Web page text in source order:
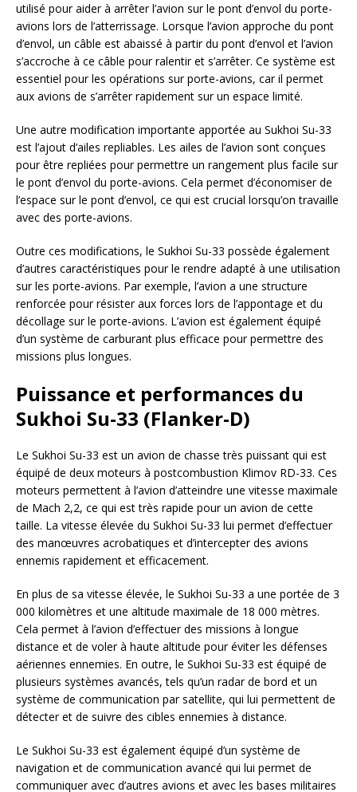
utilisé pour aider à arrêter l’avion sur le pont d’envol du porte-
avions lors de l’atterrissage. Lorsque l’avion approche du pont
d’envol, un câble est abaissé à partir du pont d’envol et l’avion
s’accroche à ce câble pour ralentir et s’arrêter. Ce système est
essentiel pour les opérations sur porte-avions, car il permet
aux avions de s’arrêter rapidement sur un espace limité.
Une autre modification importante apportée au Sukhoi Su-33
est l’ajout d’ailes repliables. Les ailes de l’avion sont conçues
pour être repliées pour permettre un rangement plus facile sur
le pont d’envol du porte-avions. Cela permet d’économiser de
l’espace sur le pont d’envol, ce qui est crucial lorsqu’on travaille
avec des porte-avions.
Outre ces modifications, le Sukhoi Su-33 possède également
d’autres caractéristiques pour le rendre adapté à une utilisation
sur les porte-avions. Par exemple, l’avion a une structure
renforcée pour résister aux forces lors de l’appontage et du
décollage sur le porte-avions. L’avion est également équipé
d’un système de carburant plus efficace pour permettre des
missions plus longues.
Puissance et performances du
Sukhoi Su-33 (Flanker-D)
Le Sukhoi Su-33 est un avion de chasse très puissant qui est
équipé de deux moteurs à postcombustion Klimov RD-33. Ces
moteurs permettent à l’avion d’atteindre une vitesse maximale
de Mach 2,2, ce qui est très rapide pour un avion de cette
taille. La vitesse élevée du Sukhoi Su-33 lui permet d’effectuer
des manœuvres acrobatiques et d’intercepter des avions
ennemis rapidement et efficacement.
En plus de sa vitesse élevée, le Sukhoi Su-33 a une portée de 3
000 kilomètres et une altitude maximale de 18 000 mètres.
Cela permet à l’avion d’effectuer des missions à longue
distance et de voler à haute altitude pour éviter les défenses
aériennes ennemies. En outre, le Sukhoi Su-33 est équipé de
plusieurs systèmes avancés, tels qu’un radar de bord et un
système de communication par satellite, qui lui permettent de
détecter et de suivre des cibles ennemies à distance.
Le Sukhoi Su-33 est également équipé d’un système de
navigation et de communication avancé qui lui permet de
communiquer avec d’autres avions et avec les bases militaires